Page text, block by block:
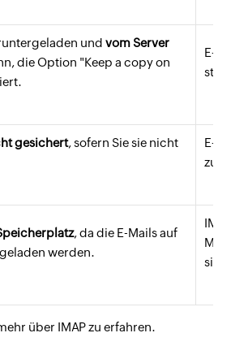
undvom Server
die Option "Keep a copy on
E-
gesichert, sofern Sie sie nicht
E-
, da die E-Mails auf
werden.
über IMAP zu erfahren.